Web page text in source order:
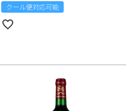
クール便対応可能